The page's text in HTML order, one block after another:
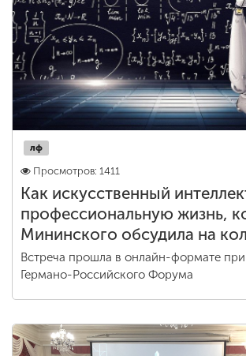
лф
Просмотров: 1411
Как искусственный
профессиональную жизнь,
Мининского обсудила на
Встреча прошла в онлайн-формате
Германо-Российского Форума